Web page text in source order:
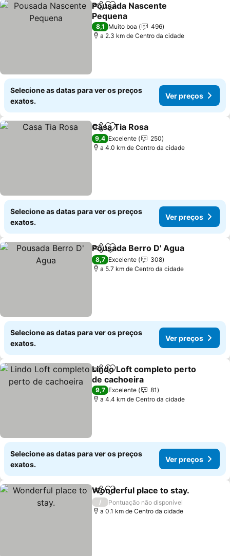
PartilharAdicionar aos favoritos
Pousada Nascente
Pequena
8,1 Muito boa
496
a 2.3 km de Centro da cidade
Selecione as datas para ver os preços
exatos.
Ver preços
PartilharAdicionar aos favoritos
Casa Tia Rosa
9,4 Excelente
250
a 4.0 km de Centro da cidade
Selecione as datas para ver os preços
exatos.
Ver preços
PartilharAdicionar aos favoritos
Pousada Berro D' Agua
8,7 Excelente
308
a 5.7 km de Centro da cidade
Selecione as datas para ver os preços
exatos.
Ver preços
PartilharAdicionar aos favoritos
Lindo Loft completo perto
de cachoeira
9,7 Excelente
81
a 4.4 km de Centro da cidade
Selecione as datas para ver os preços
exatos.
Ver preços
PartilharAdicionar aos favoritos
Wonderful place to stay.
/
Pontuação não disponível
a 0.1 km de Centro da cidade